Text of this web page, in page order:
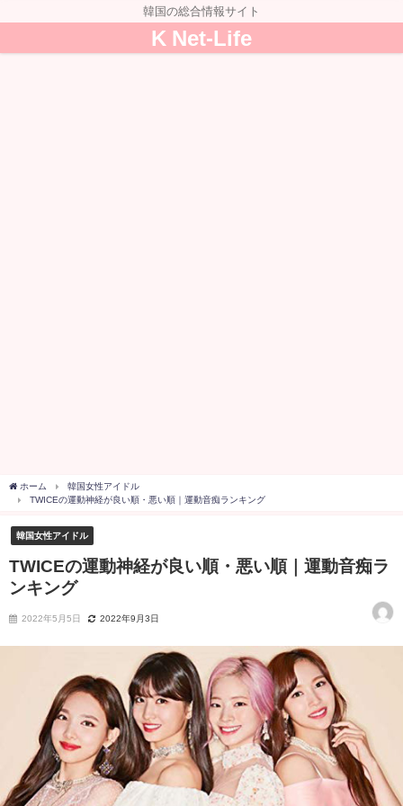
韓国の総合情報サイト
K Net-Life
ホーム
韓国女性アイドル
TWICEの運動神経が良い順・悪い順｜運動音痴ランキング
韓国女性アイドル
TWICEの運動神経が良い順・悪い順｜運動音痴ラ
ンキング
2022年5月5日 2022年9月3日